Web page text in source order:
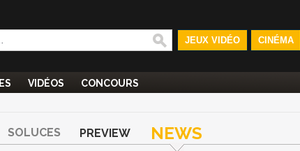
JEUX VIDÉO CINÉMA
VIDÉOS CONCOURS
SOLUCES PREVIEW NEWS